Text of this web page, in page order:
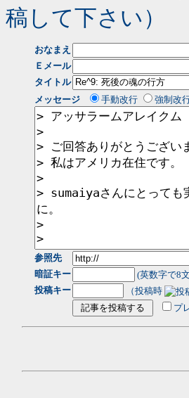
稿して下さい）
おなまえ
Ｅメール
タイトル
メッセージ
手動改行 強制改
参照先
暗証キー
(英数字で8
投稿キー
（投稿時
プ